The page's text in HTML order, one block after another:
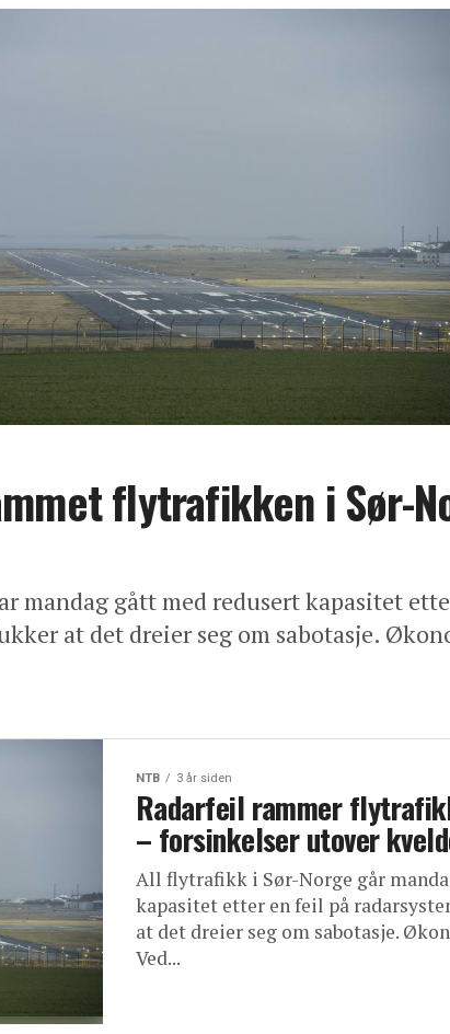
flytrafikken i Sør-
mandag gått med redusert kapasitet
at det dreier seg om sabotasje.
NTB 3 år siden
Radarfeil rammer
– forsinkelser utover
All flytrafikk i Sør-Norge går
kapasitet etter en feil på
at det dreier seg om sabotasje.
Ved...